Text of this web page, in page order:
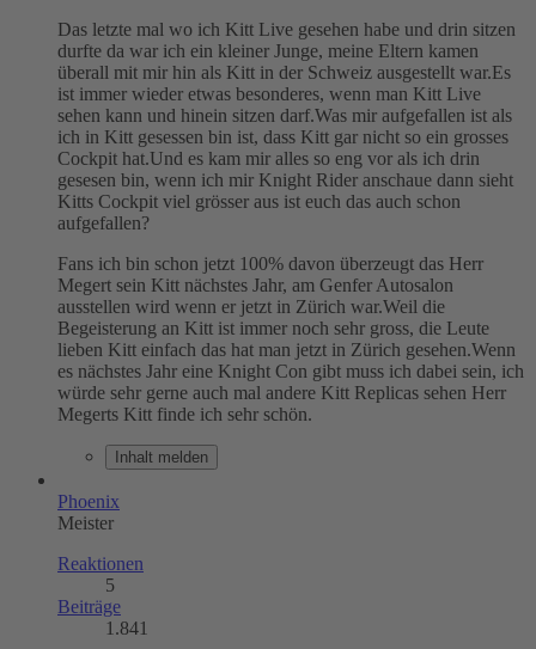
Das letzte mal wo ich Kitt Live gesehen habe und drin sitzen
durfte da war ich ein kleiner Junge, meine Eltern kamen
überall mit mir hin als Kitt in der Schweiz ausgestellt war.Es
ist immer wieder etwas besonderes, wenn man Kitt Live
sehen kann und hinein sitzen darf.Was mir aufgefallen ist als
ich in Kitt gesessen bin ist, dass Kitt gar nicht so ein grosses
Cockpit hat.Und es kam mir alles so eng vor als ich drin
gesesen bin, wenn ich mir Knight Rider anschaue dann sieht
Kitts Cockpit viel grösser aus ist euch das auch schon
aufgefallen?
Fans ich bin schon jetzt 100% davon überzeugt das Herr
Megert sein Kitt nächstes Jahr, am Genfer Autosalon
ausstellen wird wenn er jetzt in Zürich war.Weil die
Begeisterung an Kitt ist immer noch sehr gross, die Leute
lieben Kitt einfach das hat man jetzt in Zürich gesehen.Wenn
es nächstes Jahr eine Knight Con gibt muss ich dabei sein, ich
würde sehr gerne auch mal andere Kitt Replicas sehen Herr
Megerts Kitt finde ich sehr schön.
Inhalt melden
Phoenix
Meister
Reaktionen
5
Beiträge
1.841